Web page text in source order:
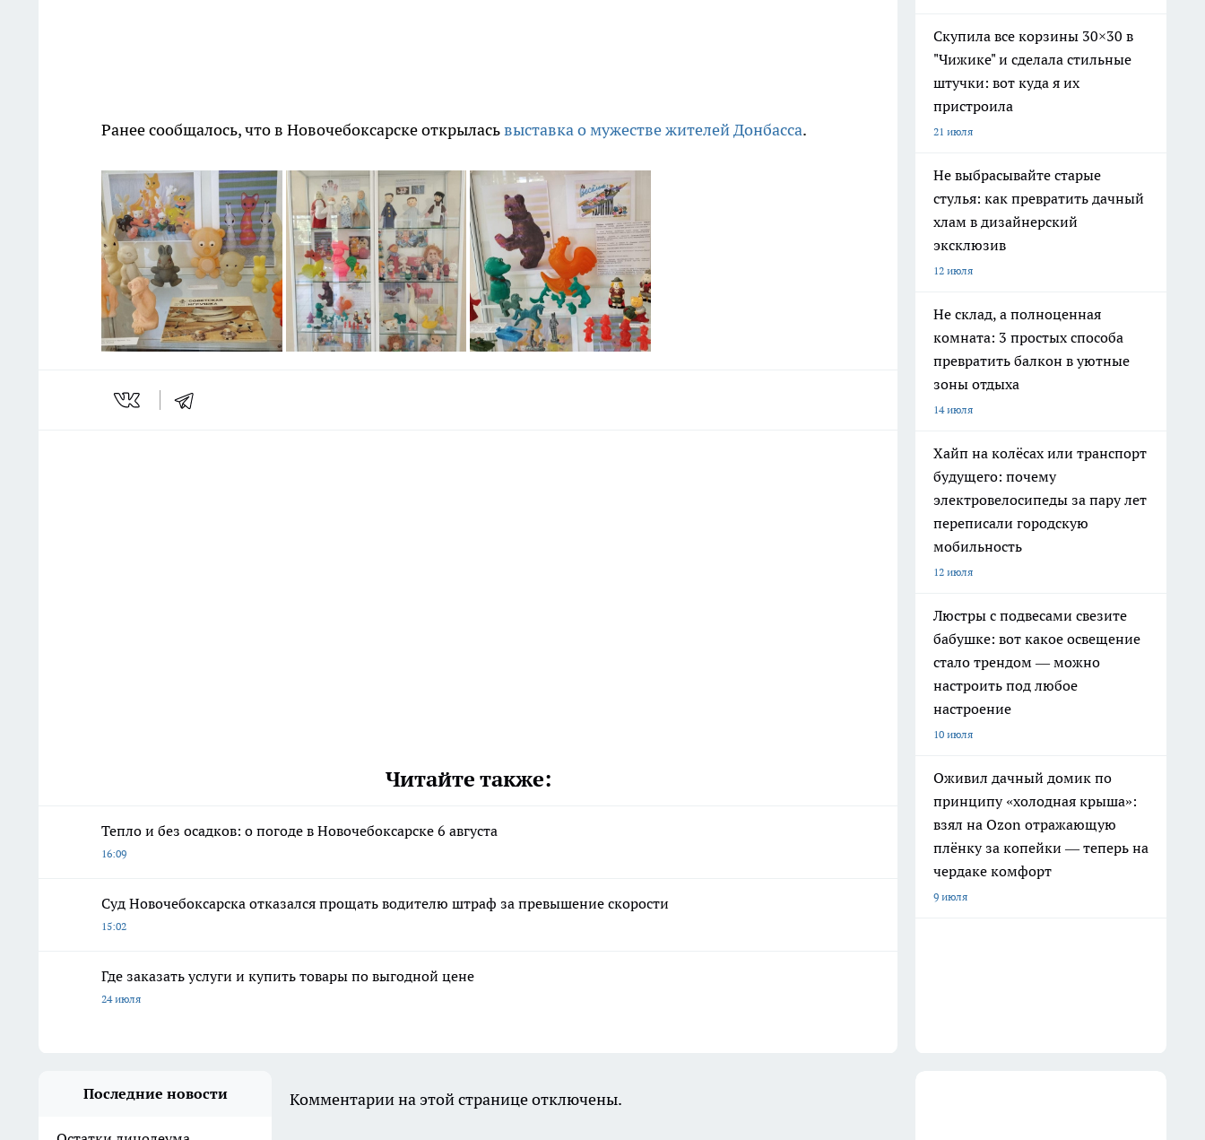
Ранее сообщалось, что в Новочебоксарске открыласьвыставка о мужестве жителей Донбасса.
Читайте также:
Тепло и без осадков: о погоде в Новочебоксарске 6 августа
16:09
Суд Новочебоксарска отказался прощать водителю штраф за превышение скорости
15:02
Где заказать услуги и купить товары по выгодной цене
24 июля
Скупила все корзины 30×30 в
"Чижике" и сделала стильные
штучки: вот куда я их
пристроила
21 июля
Не выбрасывайте старые
стулья: как превратить дачный
хлам в дизайнерский
эксклюзив
12 июля
Не склад, а полноценная
комната: 3 простых способа
превратить балкон в уютные
зоны отдыха
14 июля
Хайп на колёсах или транспорт
будущего: почему
электровелосипеды за пару лет
переписали городскую
мобильность
12 июля
Люстры с подвесами свезите
бабушке: вот какое освещение
стало трендом — можно
настроить под любое
настроение
10 июля
Оживил дачный домик по
принципу «холодная крыша»:
взял на Ozon отражающую
плёнку за копейки — теперь на
чердаке комфорт
9 июля
Последние новости Комментарии на этой странице отключены.